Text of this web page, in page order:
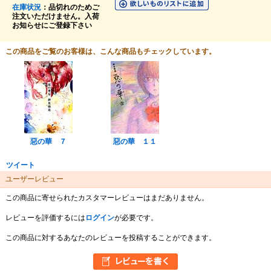
在庫状況：品切れのためご
注文いただけません。入荷
お知らせにご登録下さい
この商品をご覧のお客様は、こんな商品もチェックしています。
惡の華 ７ 惡の華 １１
ツイート
ユーザーレビュー
この商品に寄せられたカスタマーレビューはまだありません。
レビューを評価するには ログインが必要です。
この商品に対するあなたのレビューを投稿することができます。